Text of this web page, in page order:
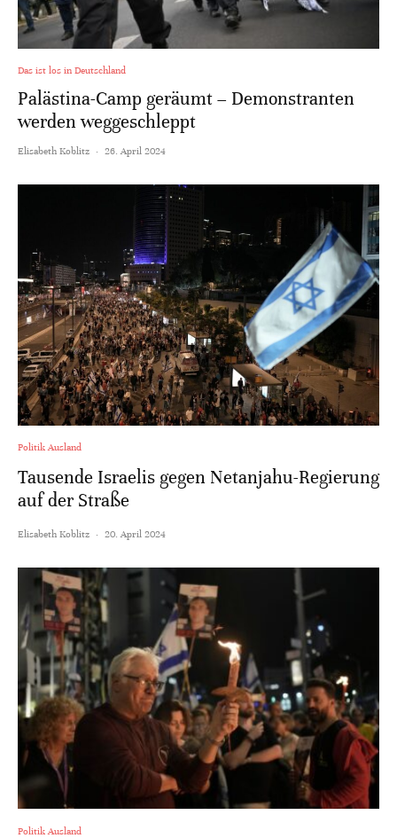
Das ist los in Deutschland
Palästina-Camp geräumt – Demonstranten
werden weggeschleppt
Elisabeth Koblitz · 26. April 2024
Politik Ausland
Tausende Israelis gegen Netanjahu-Regierung
auf der Straße
Elisabeth Koblitz · 20. April 2024
Politik Ausland